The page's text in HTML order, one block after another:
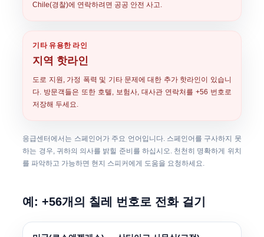
Chile(경찰)에 연락하려면 공공 안전 사고.
기타 유용한 라인
지역 핫라인
도로 지원, 가정 폭력 및 기타 문제에 대한 추가 핫라인이 있습니
다. 방문객들은 또한 호텔, 보험사, 대사관 연락처를 +56 번호로
저장해 두세요.
응급센터에서는 스페인어가 주요 언어입니다. 스페인어를 구사하지 못
하는 경우, 귀하의 의사를 밝힐 준비를 하십시오. 천천히 명확하게 위치
를 파악하고 가능하면 현지 스피커에게 도움을 요청하세요.
예: +56개의 칠레 번호로 전화 걸기